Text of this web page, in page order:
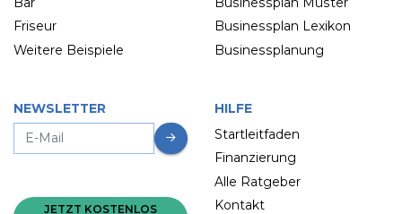
Friseur
Weitere Beispiele
Businessplan Lexikon
Businessplanung
NEWSLETTER
JETZT KOSTENLOS
HILFE
Startleitfaden
Finanzierung
Alle Ratgeber
Kontakt